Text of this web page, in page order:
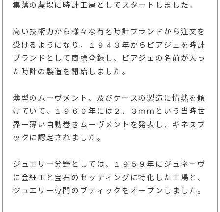
集落の農場に時計工房としてスタートしました。
高い技術力から様々な有名時計ブランドから注文を
受けるようになり、１９４３年からピアジェを時計
ブランドとして商標登録し、ピアジェの名前が入っ
た時計の製造を開始しました。
薄型のムーヴメント、及びケースの製造に情熱を傾
けていて、１９６０年には２．３ｍｍという当時世
界一薄い自動巻きムーヴメントを発表し、ギネスブ
ックに認定されました。
ジュエリー分野としては、１９５９年にジュネーヴ
に金細工と宝石のセッティングに特化した工場と、
ジュエリー専門のブティックをオープンしました。